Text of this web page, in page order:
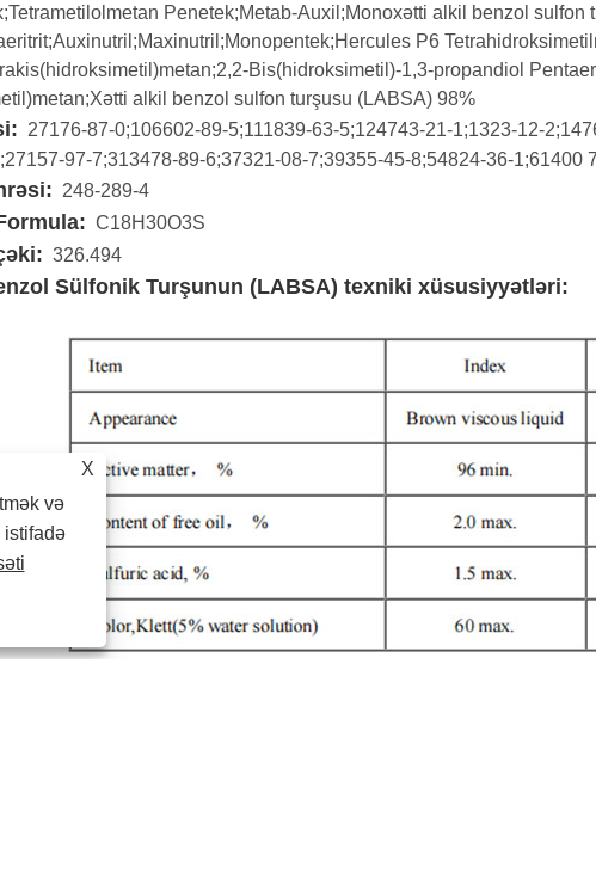
Penetek;Metab-Auxil;Monoxətti alkil benzol sulfon
P6
Bis(hidroksimetil)-1,3-propandiol
alkil benzol sulfon turşusu (LABSA) 98%
27176-87-0;106602-89-5;111839-63-5;124743-21-1;1323-12-
97-7;313478-89-6;37321-08-7;39355-45-8;54824-36-1;61400
248-289-4
C18H30O3S
326.494
Sülfonik Turşunun (LABSA) texniki xüsusiyyətləri:
X
və
istifadə